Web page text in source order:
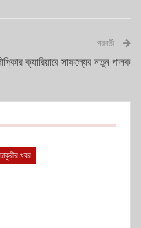
পরবর্তী
ক্যারিয়ারে সাফল্যের নতুন পালক
চাকুরীর খবর